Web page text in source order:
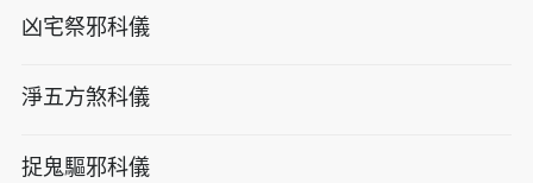
凶宅祭邪科儀
淨五方煞科儀
捉鬼驅邪科儀